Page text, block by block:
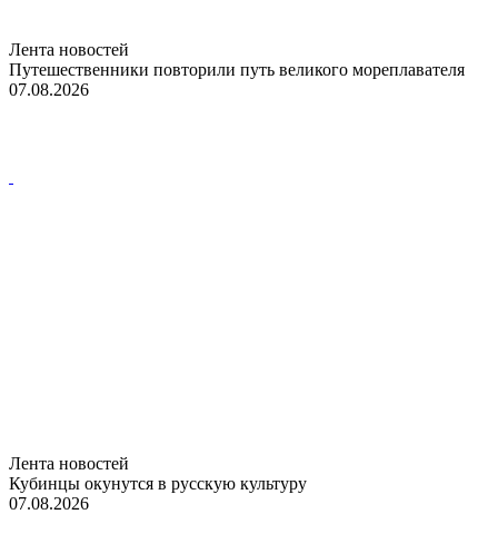
Лента новостей
Путешественники повторили путь великого мореплавателя
07.08.2026
Лента новостей
Кубинцы окунутся в русскую культуру
07.08.2026